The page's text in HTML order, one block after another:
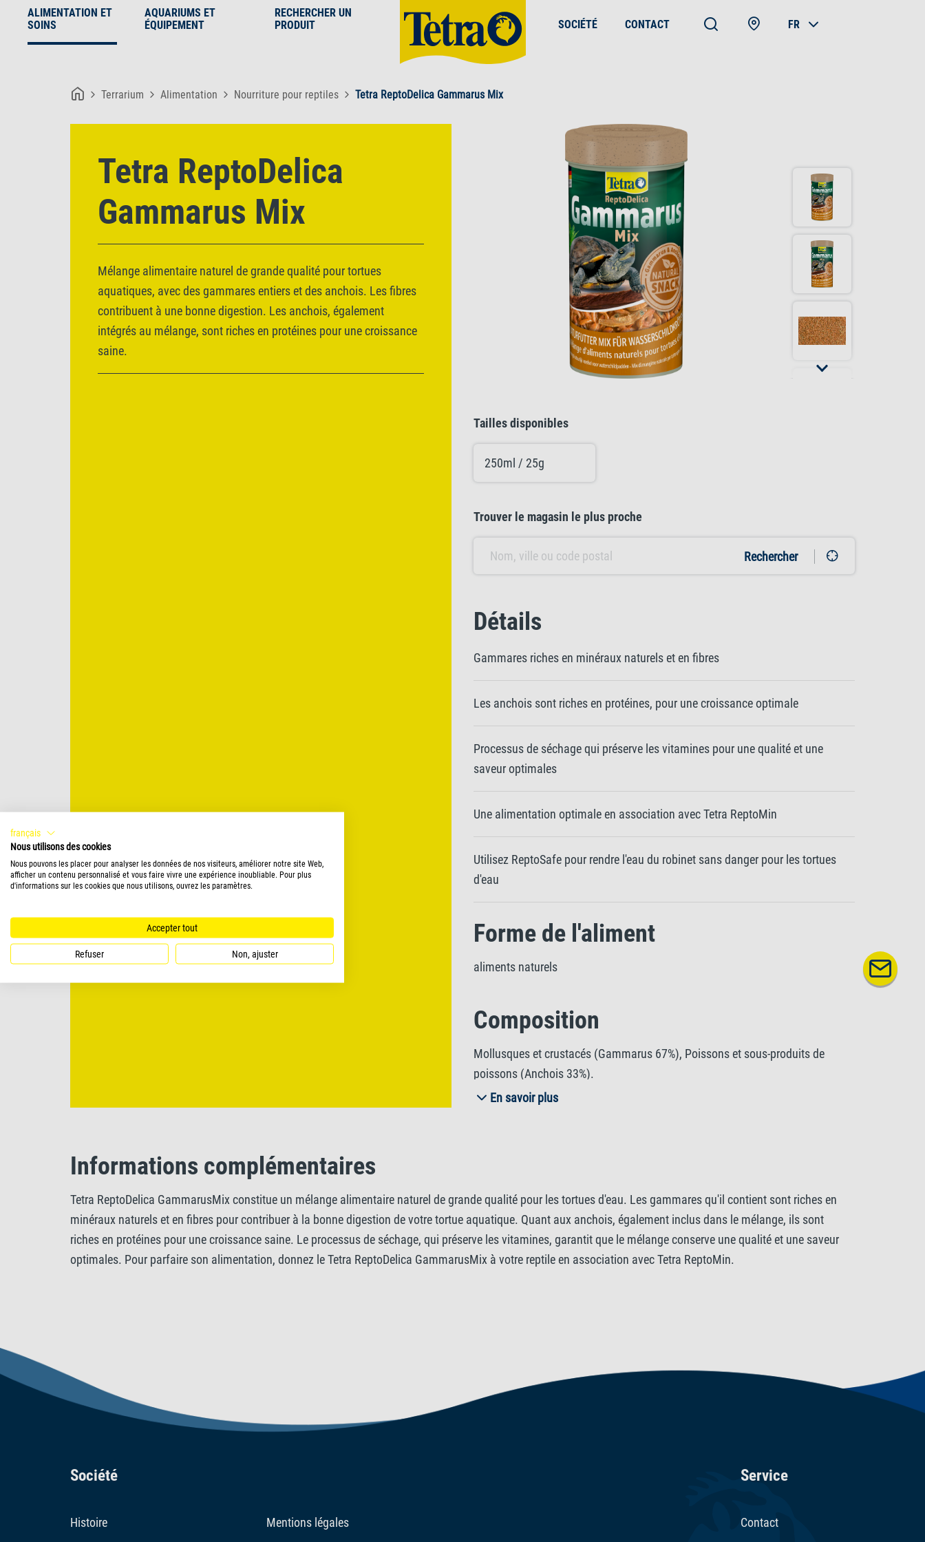
ALIMENTATION ET
SOINS
AQUARIUMS ET
ÉQUIPEMENT
RECHERCHER UN
PRODUIT
SOCIÉTÉ CONTACT FR
Terrarium Alimentation Nourriture pour reptiles Tetra ReptoDelica Gammarus Mix
Tetra ReptoDelica
Gammarus Mix
Mélange alimentaire naturel de grande qualité pour tortues
aquatiques, avec des gammares entiers et des anchois. Les fibres
contribuent à une bonne digestion. Les anchois, également
intégrés au mélange, sont riches en protéines pour une croissance
saine.
Tailles disponibles
250ml / 25g
Trouver le magasin le plus proche
Rechercher
Détails
Gammares riches en minéraux naturels et en fibres
Les anchois sont riches en protéines, pour une croissance optimale
Processus de séchage qui préserve les vitamines pour une qualité et une
saveur optimales
Une alimentation optimale en association avec Tetra ReptoMin
Utilisez ReptoSafe pour rendre l'eau du robinet sans danger pour les tortues
d'eau
Forme de l'aliment
aliments naturels
Composition
Mollusques et crustacés (Gammarus 67%), Poissons et sous-produits de
poissons (Anchois 33%).
En savoir plus
Informations complémentaires
Tetra ReptoDelica GammarusMix constitue un mélange alimentaire naturel de grande qualité pour les tortues d'eau. Les gammares qu'il contient sont riches en
minéraux naturels et en fibres pour contribuer à la bonne digestion de votre tortue aquatique. Quant aux anchois, également inclus dans le mélange, ils sont
riches en protéines pour une croissance saine. Le processus de séchage, qui préserve les vitamines, garantit que le mélange conserve une qualité et une saveur
optimales. Pour parfaire son alimentation, donnez le Tetra ReptoDelica GammarusMix à votre reptile en association avec Tetra ReptoMin.
Société
Histoire Mentions légales
Service
Contact
français
Nous utilisons des cookies
Nous pouvons les placer pour analyser les données de nos visiteurs, améliorer notre site Web,
afficher un contenu personnalisé et vous faire vivre une expérience inoubliable. Pour plus
d'informations sur les cookies que nous utilisons, ouvrez les paramètres.
Accepter tout
Refuser Non, ajuster